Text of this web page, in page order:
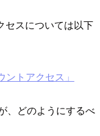
セスについては以下
トアクセス」
、どのようにするべ